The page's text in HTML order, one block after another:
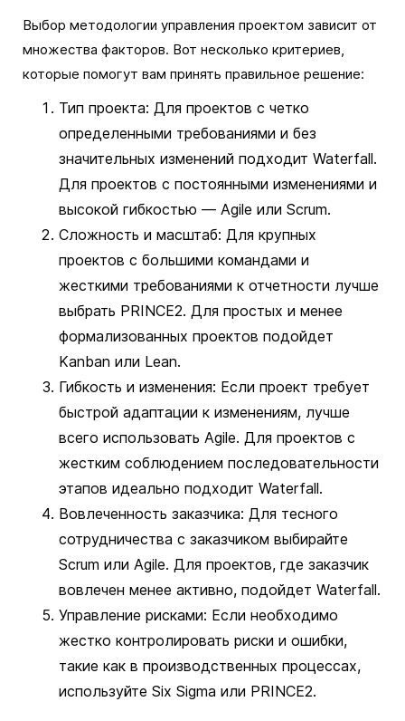
Выбор методологии управления проектом зависит от
множества факторов. Вот несколько критериев,
которые помогут вам принять правильное решение:
Тип проекта: Для проектов с четко
определенными требованиями и без
значительных изменений подходит Waterfall.
Для проектов с постоянными изменениями и
высокой гибкостью — Agile или Scrum.
Сложность и масштаб: Для крупных
проектов с большими командами и
жесткими требованиями к отчетности лучше
выбрать PRINCE2. Для простых и менее
формализованных проектов подойдет
Kanban или Lean.
Гибкость и изменения: Если проект требует
быстрой адаптации к изменениям, лучше
всего использовать Agile. Для проектов с
жестким соблюдением последовательности
этапов идеально подходит Waterfall.
Вовлеченность заказчика: Для тесного
сотрудничества с заказчиком выбирайте
Scrum или Agile. Для проектов, где заказчик
вовлечен менее активно, подойдет Waterfall.
Управление рисками: Если необходимо
жестко контролировать риски и ошибки,
такие как в производственных процессах,
используйте Six Sigma или PRINCE2.